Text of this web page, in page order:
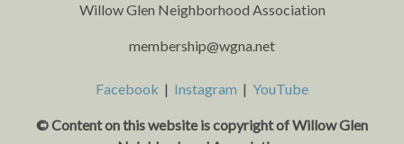
Willow Glen Neighborhood Association
membership@wgna.net
Facebook | Instagram | YouTube
© Content on this website is copyright of Willow Glen